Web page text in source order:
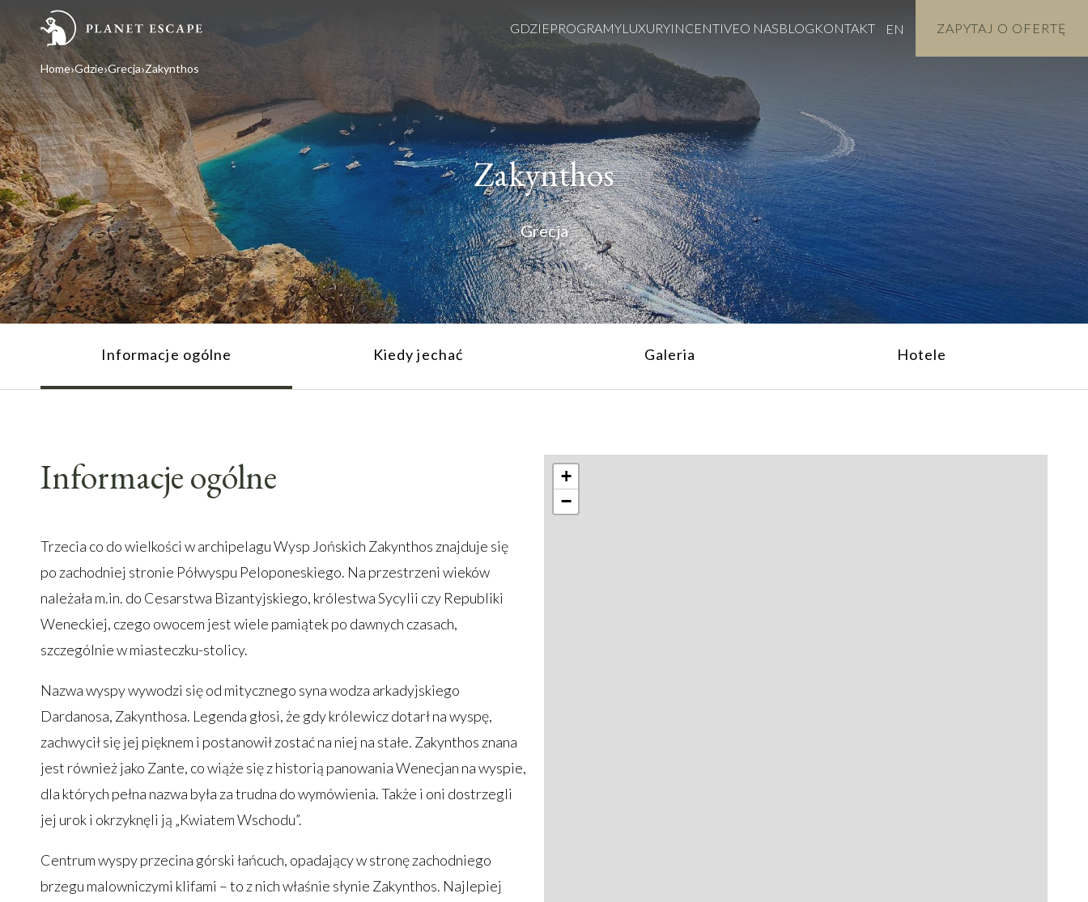
GDZIEPROGRAMYLUXURYINCENTIVEO NASBLOGKONTAKT EN ZAPYTAJ O OFERTĘ
Home Gdzie Grecja Zakynthos
Zakynthos
Grecja
Informacje ogólne Kiedy jechać Galeria Hotele
Informacje ogólne
Trzecia co do wielkości w archipelagu Wysp Jońskich Zakynthos znajduje się
po zachodniej stronie Półwyspu Peloponeskiego. Na przestrzeni wieków
należała m.in. do Cesarstwa Bizantyjskiego, królestwa Sycylii czy Republiki
Weneckiej, czego owocem jest wiele pamiątek po dawnych czasach,
szczególnie w miasteczku-stolicy.
Nazwa wyspy wywodzi się od mitycznego syna wodza arkadyjskiego
Dardanosa, Zakynthosa. Legenda głosi, że gdy królewicz dotarł na wyspę,
zachwycił się jej pięknem i postanowił zostać na niej na stałe. Zakynthos znana
jest również jako Zante, co wiąże się z historią panowania Wenecjan na wyspie,
dla których pełna nazwa była za trudna do wymówienia. Także i oni dostrzegli
jej urok i okrzyknęli ją „Kwiatem Wschodu”.
Centrum wyspy przecina górski łańcuch, opadający w stronę zachodniego
brzegu malowniczymi klifami – to z nich właśnie słynie Zakynthos. Najlepiej
+
−